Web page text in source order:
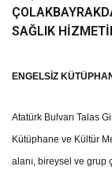
SAĞLIK
DOKUNUYORUZ”
ENGELSİZ
Atatürk Bulvarı Talas
Kütüphane ve Kültür
alanı, bireysel ve grup